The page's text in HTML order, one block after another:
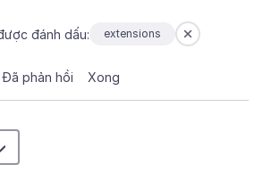
đánh dấu: extensions
Đã phản hồi Xong